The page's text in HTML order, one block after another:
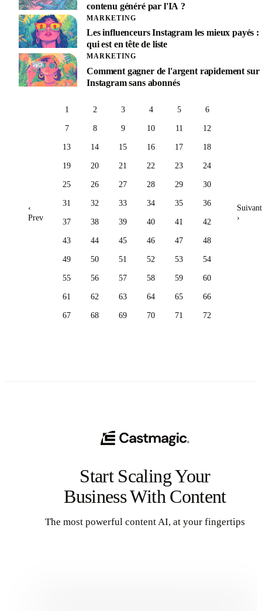
contenu généré par l'IA ?
MARKETING
Les influenceurs Instagram les mieux payés :
qui est en tête de liste
MARKETING
Comment gagner de l'argent rapidement sur
Instagram sans abonnés
‹
Prev
1 2 3 4 5 6
7 8 9 10 11 12
13 14 15 16 17 18
19 20 21 22 23 24
25 26 27 28 29 30
31 32 33 34 35 36
37 38 39 40 41 42
43 44 45 46 47 48
49 50 51 52 53 54
55 56 57 58 59 60
61 62 63 64 65 66
67 68 69 70 71 72
Suivant
›
Start Scaling Your
Business With Content
The most powerful content AI, at your fingertips